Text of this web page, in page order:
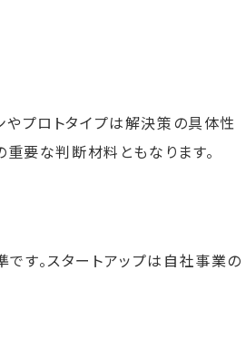
やプロトタイプは解決策の具体性
重要な判断材料ともなります。
す。スタートアップは自社事業の